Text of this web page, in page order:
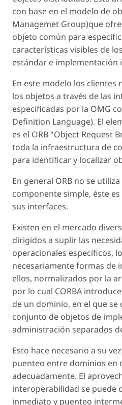
con base en el modelo de
Managemet Group)que
objeto común para
características visibles de
estándar e implementación
En este modelo los clientes
los objetos a través de las
especificadas por la OMG
Definition Language). El
es el ORB "Object Request
toda la infraestructura de
para identificar y localizar
En general ORB no se
componente simple, éste
sus interfaces.
Existen en el mercado
dirigidos a suplir las
operacionales específicos,
necesariamente formas de
ellos, normalizados por la
por lo cual CORBA
de un dominio, en el que se
conjunto de objetos de
administración separados
Esto hace necesario a su
puenteo entre dominios en
adecuadamente. El
interoperabilidad se puede
inmediato y puenteo